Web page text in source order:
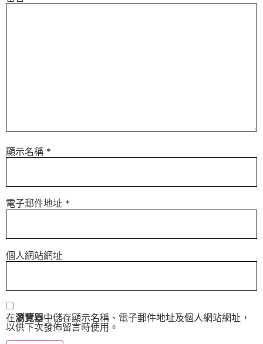
顯示名稱 *
電子郵件地址 *
個人網站網址
在瀏覽器中儲存顯示名稱、電子郵件地址及個人網站網址，
以供下次發佈留言時使用。